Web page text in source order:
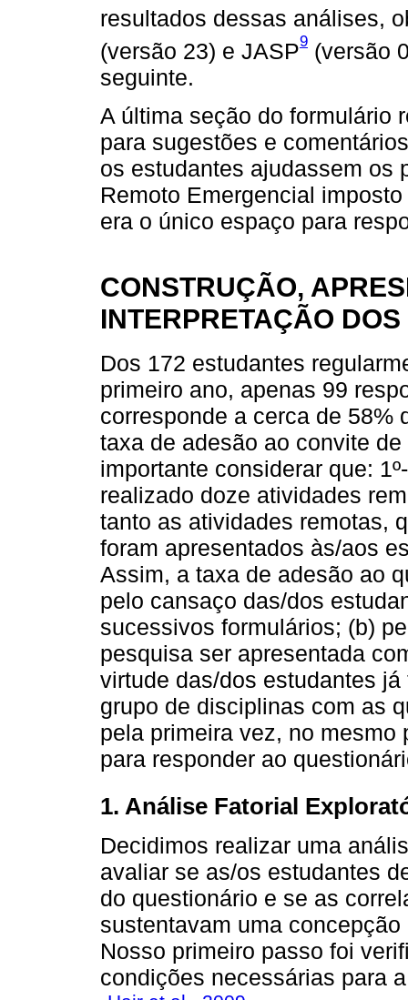
resultados dessas análises,
(versão 23) e JASP9 (versão
seguinte.
A última seção do formulário
para sugestões e
os estudantes ajudassem os
Remoto Emergencial
era o único espaço para
CONSTRUÇÃO,
INTERPRETAÇÃO
Dos 172 estudantes
primeiro ano, apenas 99
corresponde a cerca de 58%
taxa de adesão ao convite
importante considerar que:
realizado doze atividades
tanto as atividades remotas,
foram apresentados às/aos
Assim, a taxa de adesão ao
pelo cansaço das/dos
sucessivos formulários; (b)
pesquisa ser apresentada
virtude das/dos estudantes
grupo de disciplinas com as
pela primeira vez, no
para responder ao
1. Análise Fatorial
Decidimos realizar uma
avaliar se as/os estudantes
do questionário e se as
sustentavam uma
Nosso primeiro passo foi
condições necessárias para